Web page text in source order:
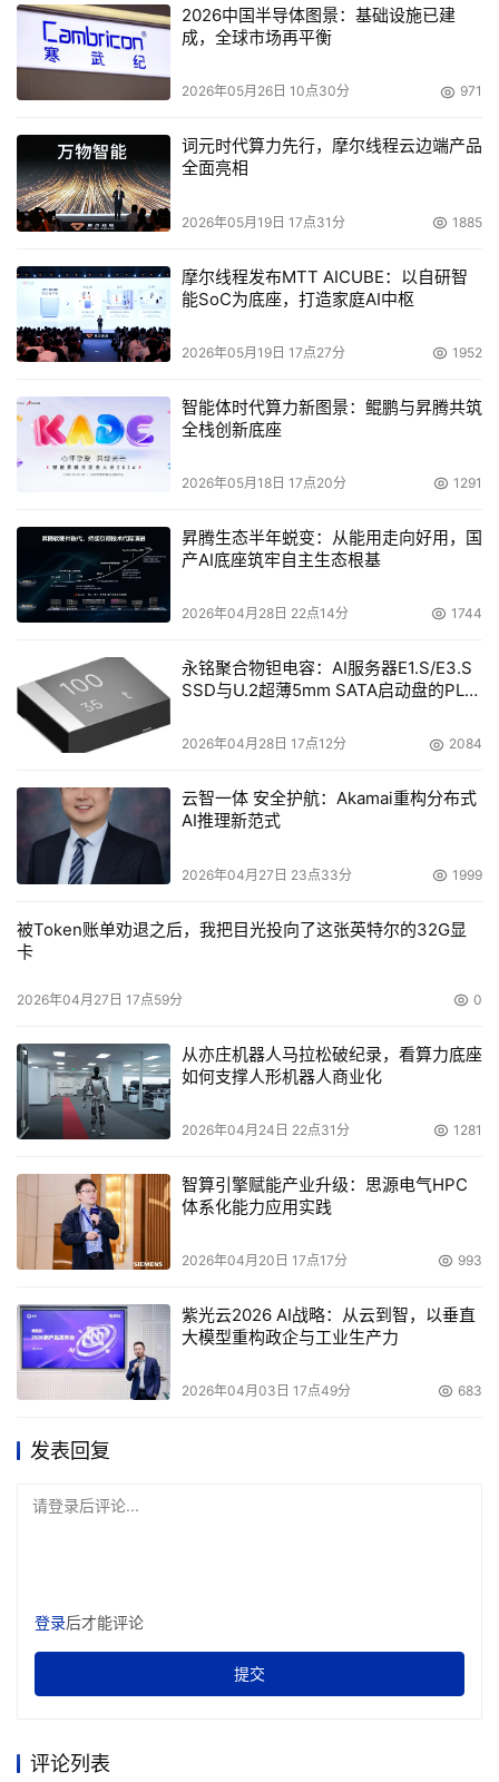
步，IBM的DS4100和DS4300已经获得了使用该标志的权
利。SAN套件专为用户提供“外部”SAN经验而设计，中小型
企业可以在没有现场支援的情况下迅速安装一个SAN，而且
在很多情况下所需的时间还不到一个小时。套件中包括了将
服务器连接到第一个SAN或将SAN从数据中心扩展到远程工
作组所需的全部硬件和软件。
2026中国半导体图景：基础设施已建
成，全球市场再平衡
2026年05月26日 10点30分 971
词元时代算力先行，摩尔线程云边端产品
全面亮相
2026年05月19日 17点31分 1885
摩尔线程发布MTT AICUBE：以自研智
能SoC为底座，打造家庭AI中枢
2026年05月19日 17点27分 1952
智能体时代算力新图景：鲲鹏与昇腾共筑
全栈创新底座
2026年05月18日 17点20分 1291
昇腾生态半年蜕变：从能用走向好用，国
产AI底座筑牢自主生态根基
2026年04月28日 22点14分 1744
永铭聚合物钽电容：AI服务器E1.S/E3.S
SSD与U.2超薄5mm SATA启动盘的PLP
2026年04月28日 17点12分 2084
云智一体 安全护航：Akamai重构分布式
AI推理新范式
2026年04月27日 23点33分 1999
被Token账单劝退之后，我把目光投向了这张英特尔的32G显
卡
2026年04月27日 17点59分 0
从亦庄机器人马拉松破纪录，看算力底座
如何支撑人形机器人商业化
2026年04月24日 22点31分 1281
智算引擎赋能产业升级：思源电气HPC
体系化能力应用实践
2026年04月20日 17点17分 993
紫光云2026 AI战略：从云到智，以垂直
大模型重构政企与工业生产力
2026年04月03日 17点49分 683
发表回复
请登录后评论...
登录后才能评论
提交
评论列表